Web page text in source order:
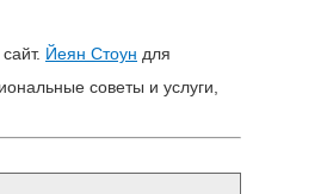
Йеян Стоун для
советы и услуги,